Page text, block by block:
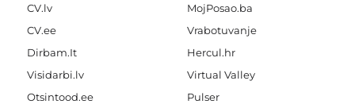
CV.lv
CV.ee
Dirbam.It
Visidarbi.lv
Otsintood.ee
MojPosao.ba
Vrabotuvanje
Hercul.hr
Virtual Valley
Pulser